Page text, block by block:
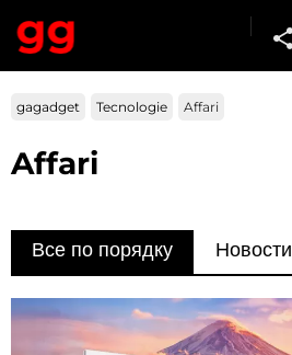
gagadget Tecnologie Affari
Affari
Все по порядку Новости